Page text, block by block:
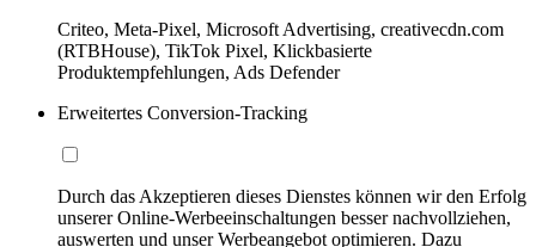
Criteo, Meta-Pixel, Microsoft Advertising, creativecdn.com
(RTBHouse), TikTok Pixel, Klickbasierte
Produktempfehlungen, Ads Defender
Erweitertes Conversion-Tracking
Durch das Akzeptieren dieses Dienstes können wir den Erfolg
unserer Online-Werbeeinschaltungen besser nachvollziehen,
auswerten und unser Werbeangebot optimieren. Dazu